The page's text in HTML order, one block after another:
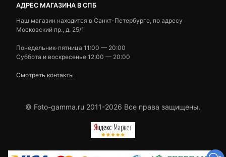
АДРЕС МАГАЗИНА В СПБ
Наш магазин находится в Санкт-Петербурге, по адресу
Московский пр., д. 25/1
Понедельник-пятница 11:00 — 20:00
Суббота и воскресенье 12:00 — 20:00
Смотреть контакты
© Foto-gamma.ru 2011-2026 Все права защищены.